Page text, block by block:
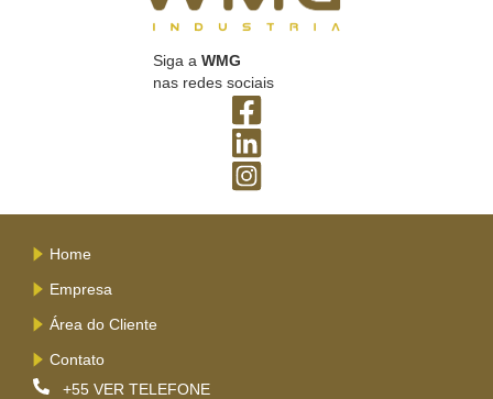
Siga a WMG
nas redes sociais
Home
Empresa
Área do Cliente
Contato
+55 VER TELEFONE